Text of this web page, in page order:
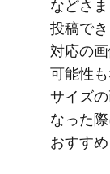
などさ
投稿で
対応の​
可能性
サイズ
なった​
おすすめ